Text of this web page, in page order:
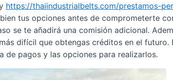
https://thaiindustrialbelts.com/prestamos-
tus opciones antes de comprometerte
se te añadirá una comisión adicional.
difícil que obtengas créditos en el
pagos y las opciones para realizarlos.